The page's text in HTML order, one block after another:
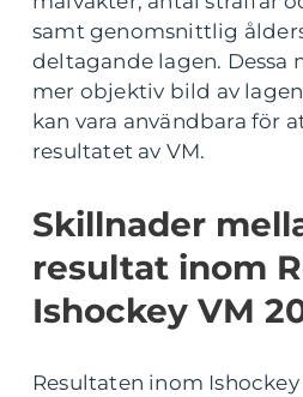
samt genomsnittlig
deltagande lagen. Dessa
mer objektiv bild av
kan vara användbara för
resultatet av VM.
Skillnader
resultat inom
Ishockey VM
Resultaten inom Ishockey